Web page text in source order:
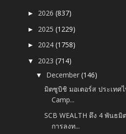
► 2026(837)
► 2025(1229)
► 2024(1758)
▼ 2023(714)
▼ December(146)
มิตซูบิชิ มอเตอร์ส ประเทศไ
Camp...
SCB WEALTH ดึง 4 พันธ
การลงท...